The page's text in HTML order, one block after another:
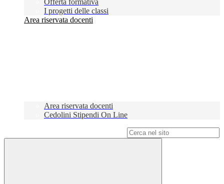
Offerta formativa
I progetti delle classi
Area riservata docenti
Area riservata docenti
Cedolini Stipendi On Line